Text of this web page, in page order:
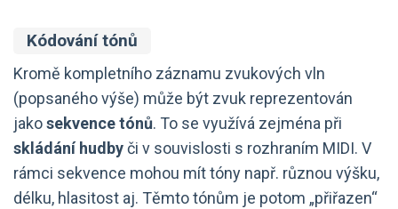
Kódování tónů
Kromě kompletního záznamu zvukových vln
(popsaného výše) může být zvuk reprezentován
jakosekvence tónů. To se využívá zejména při
skládání hudbyči v souvislosti s rozhraním MIDI. V
rámci sekvence mohou mít tóny např. různou výšku,
délku, hlasitost aj. Těmto tónům je potom „přiřazen“